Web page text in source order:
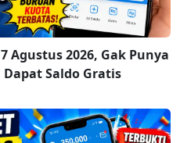
Agustus 2026, Gak Punya
Saldo Gratis